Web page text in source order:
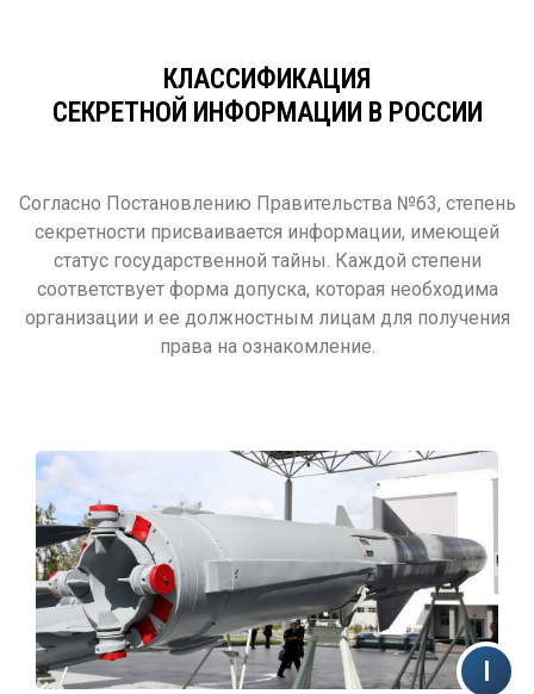
КЛАССИФИКАЦИЯ
СЕКРЕТНОЙ ИНФОРМАЦИИ В РОССИИ
Согласно Постановлению Правительства №63, степень
секретности присваивается информации, имеющей
статус государственной тайны. Каждой степени
соответствует форма допуска, которая необходима
организации и ее должностным лицам для получения
права на ознакомление.